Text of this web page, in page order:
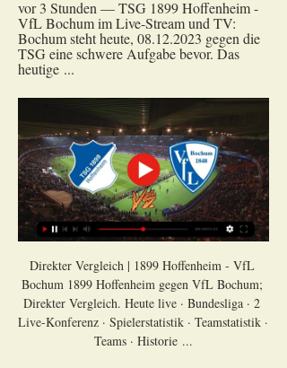
vor 3 Stunden — TSG 1899 Hoffenheim -
VfL Bochum im Live-Stream und TV:
Bochum steht heute, 08.12.2023 gegen die
TSG eine schwere Aufgabe bevor. Das
heutige ...
Direkter Vergleich | 1899 Hoffenheim - VfL
Bochum 1899 Hoffenheim gegen VfL Bochum;
Direkter Vergleich. Heute live · Bundesliga · 2
Live-Konferenz · Spielerstatistik · Teamstatistik ·
Teams · Historie ...